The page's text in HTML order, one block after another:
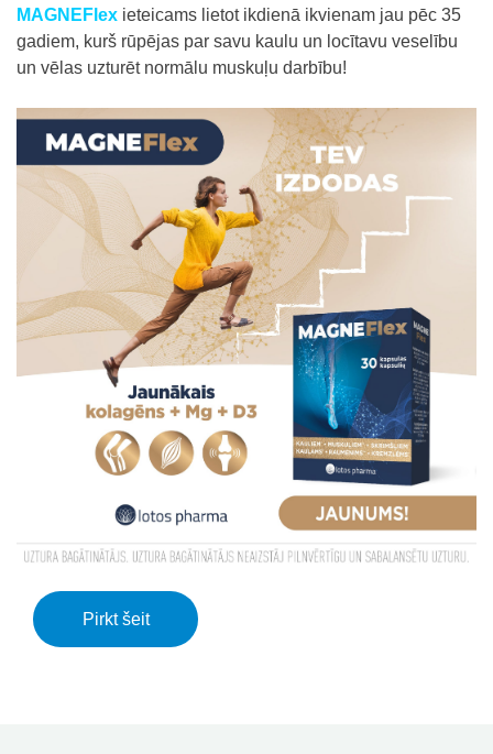
MAGNEFlex ieteicams lietot ikdienā ikvienam jau pēc 35
gadiem, kurš rūpējas par savu kaulu un locītavu veselību
un vēlas uzturēt normālu muskuļu darbību!
Pirkt šeit